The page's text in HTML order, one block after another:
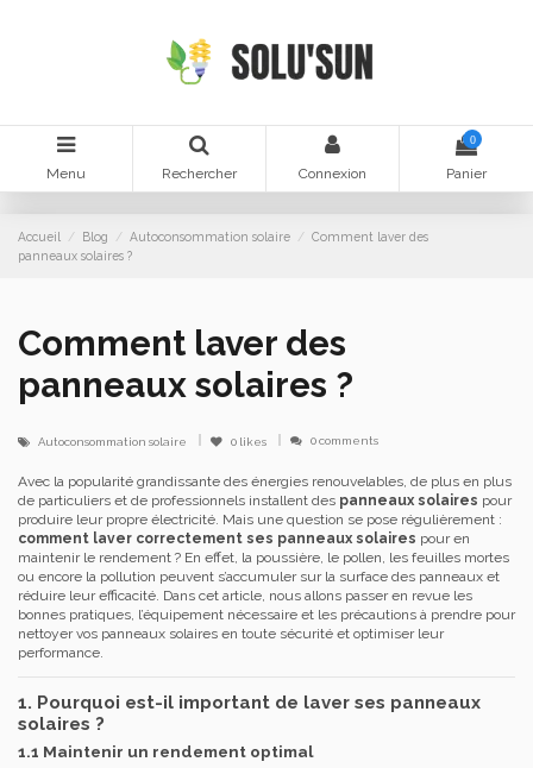
Menu Rechercher Connexion
0
Panier
Accueil Blog Autoconsommation solaire
Comment laver des
panneaux solaires ?
Comment laver des
panneaux solaires ?
Autoconsommation solaire 0 likes 0 comments
Avec la popularité grandissante des énergies renouvelables, de plus en plus
de particuliers et de professionnels installent des panneaux solaires pour
produire leur propre électricité. Mais une question se pose régulièrement :
comment laver correctement ses panneaux solaires pour en
maintenir le rendement ? En effet, la poussière, le pollen, les feuilles mortes
ou encore la pollution peuvent s’accumuler sur la surface des panneaux et
réduire leur efficacité. Dans cet article, nous allons passer en revue les
bonnes pratiques, l’équipement nécessaire et les précautions à prendre pour
nettoyer vos panneaux solaires en toute sécurité et optimiser leur
performance.
1. Pourquoi est-il important de laver ses panneaux
solaires ?
1.1 Maintenir un rendement optimal